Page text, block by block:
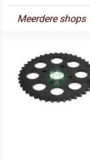
Meerdere shops